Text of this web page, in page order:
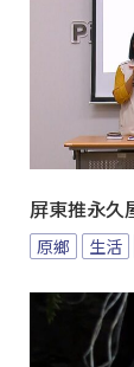
屏東推永久
原鄉 生活